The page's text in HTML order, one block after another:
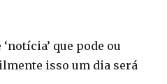
que pode ou
isso um dia será